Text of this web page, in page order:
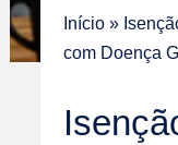
Início »
com Doença